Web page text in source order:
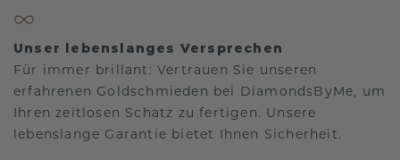
Unser lebenslanges Versprechen
Für immer brillant: Vertrauen Sie unseren
erfahrenen Goldschmieden bei DiamondsByMe, um
Ihren zeitlosen Schatz zu fertigen. Unsere
lebenslange Garantie bietet Ihnen Sicherheit.